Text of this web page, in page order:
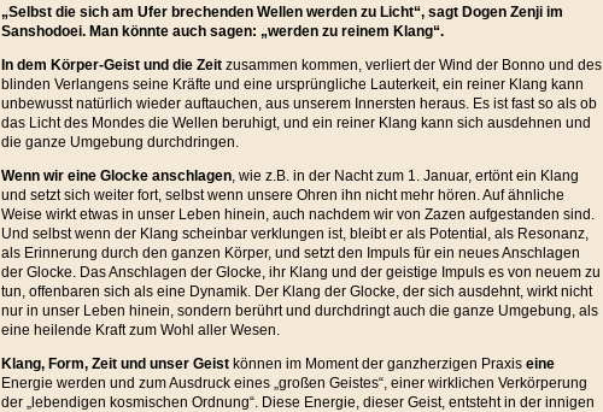
„Selbst die sich am Ufer brechenden Wellen werden zu Licht“, sagt Dogen Zenji im
Sanshodoei. Man könnte auch sagen: „werden zu reinem Klang“.
In dem Körper-Geist und die Zeit zusammen kommen, verliert der Wind der Bonno und des
blinden Verlangens seine Kräfte und eine ursprüngliche Lauterkeit, ein reiner Klang kann
unbewusst natürlich wieder auftauchen, aus unserem Innersten heraus. Es ist fast so als ob
das Licht des Mondes die Wellen beruhigt, und ein reiner Klang kann sich ausdehnen und
die ganze Umgebung durchdringen.
Wenn wir eine Glocke anschlagen, wie z.B. in der Nacht zum 1. Januar, ertönt ein Klang
und setzt sich weiter fort, selbst wenn unsere Ohren ihn nicht mehr hören. Auf ähnliche
Weise wirkt etwas in unser Leben hinein, auch nachdem wir von Zazen aufgestanden sind.
Und selbst wenn der Klang scheinbar verklungen ist, bleibt er als Potential, als Resonanz,
als Erinnerung durch den ganzen Körper, und setzt den Impuls für ein neues Anschlagen
der Glocke. Das Anschlagen der Glocke, ihr Klang und der geistige Impuls es von neuem zu
tun, offenbaren sich als eine Dynamik. Der Klang der Glocke, der sich ausdehnt, wirkt nicht
nur in unser Leben hinein, sondern berührt und durchdringt auch die ganze Umgebung, als
eine heilende Kraft zum Wohl aller Wesen.
Klang, Form, Zeit und unser Geist können im Moment der ganzherzigen Praxis eine
Energie werden und zum Ausdruck eines „großen Geistes“, einer wirklichen Verkörperung
der „lebendigen kosmischen Ordnung“. Diese Energie, dieser Geist, entsteht in der innigen